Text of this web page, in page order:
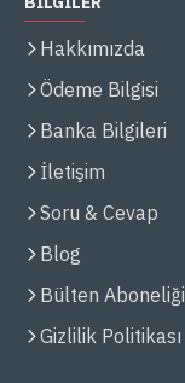
Hakkımızda
Ödeme Bilgisi
Banka Bilgileri
İletişim
Soru & Cevap
Blog
Bülten Aboneliği
Gizlilik Politikası